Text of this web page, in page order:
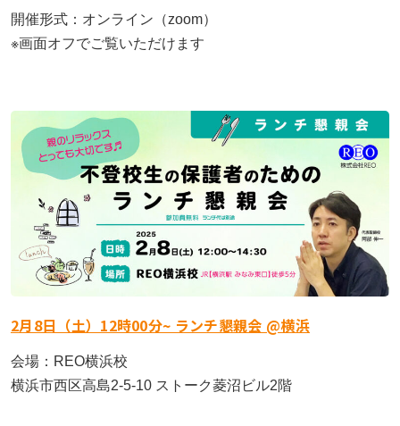
開催形式：オンライン（zoom）
※画面オフでご覧いただけます
2月8日（土）12時00分~ ランチ懇親会 @横浜
会場：REO横浜校
横浜市西区高島2-5-10 ストーク菱沼ビル2階